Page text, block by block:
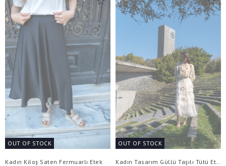
OUT OF STOCK
Kadın Kiloş Saten Fermuarlı Etek
OUT OF STOCK